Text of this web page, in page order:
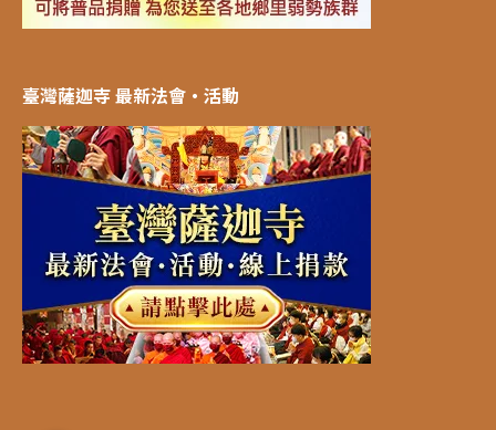
臺灣薩迦寺 最新法會‧活動